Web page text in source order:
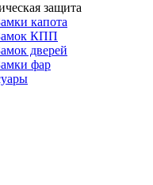
защита
капота
КПП
дверей
фар